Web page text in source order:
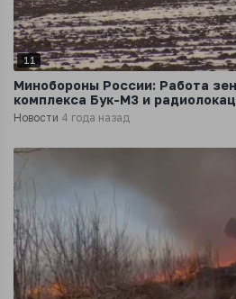
11
Минобороны России: Работа
комплекса Бук-М3 и
Украине
Новости 4 года назад